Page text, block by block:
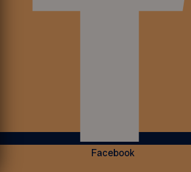
Facebook